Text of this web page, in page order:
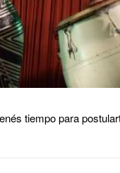
tiempo para